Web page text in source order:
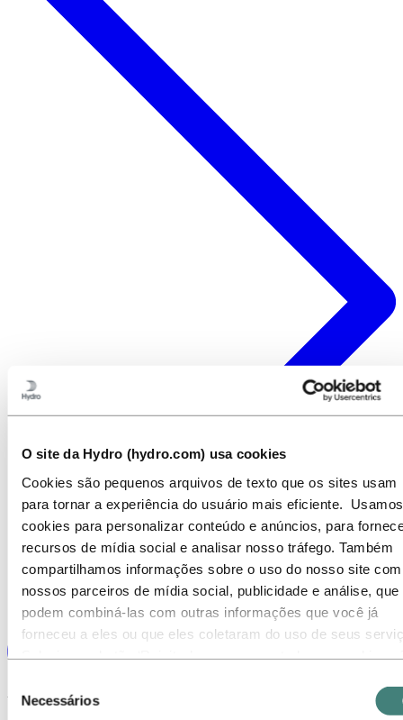
O site da Hydro (hydro.com) usa cookies
Cookies são pequenos arquivos de texto que os sites usam
para tornar a experiência do usuário mais eficiente. Usamos
cookies para personalizar conteúdo e anúncios, para
recursos de mídia social e analisar nosso tráfego. Também
compartilhamos informações sobre o uso do nosso site com
nossos parceiros de mídia social, publicidade e análise, que
podem combiná-las com outras informações que você já
forneceu a eles ou que eles coletaram do uso de seus
os cookies selecionados. Selecione o botão ‘Permitir todos’
Necessários
Utilize o Canal Direto abaixo